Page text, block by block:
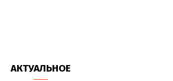
АКТУАЛЬНОЕ